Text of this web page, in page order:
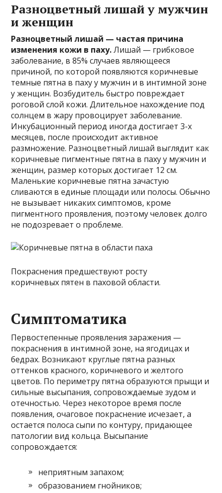
Разноцветный лишай у мужчин
и женщин
Разноцветный лишай — частая причина
изменения кожи в паху.Лишай — грибковое
заболевание, в 85% случаев являющееся
причиной, по которой появляются коричневые
темные пятна в паху у мужчин и в интимной зоне
у женщин. Возбудитель быстро повреждает
роговой слой кожи. Длительное нахождение под
солнцем в жару провоцирует заболевание.
Инкубационный период иногда достигает 3-х
месяцев, после происходит активное
размножение. Разноцветный лишай выглядит как
коричневые пигментные пятна в паху у мужчин и
женщин, размер которых достигает 12 см.
Маленькие коричневые пятна зачастую
сливаются в единые площади или полосы. Обычно
не вызывает никаких симптомов, кроме
пигментного проявления, поэтому человек долго
не подозревает о проблеме.
Покраснения предшествуют росту
коричневых пятен в паховой области.
Симптоматика
Первостепенные проявления заражения —
покраснения в интимной зоне, на ягодицах и
бедрах. Возникают круглые пятна разных
оттенков красного, коричневого и желтого
цветов. По периметру пятна образуются прыщи и
сильные высыпания, сопровождаемые зудом и
отечностью. Через некоторое время после
появления, очаговое покраснение исчезает, а
остается полоса сыпи по контуру, придающее
патологии вид кольца. Высыпание
сопровождается:
неприятным запахом;
образованием гнойников;